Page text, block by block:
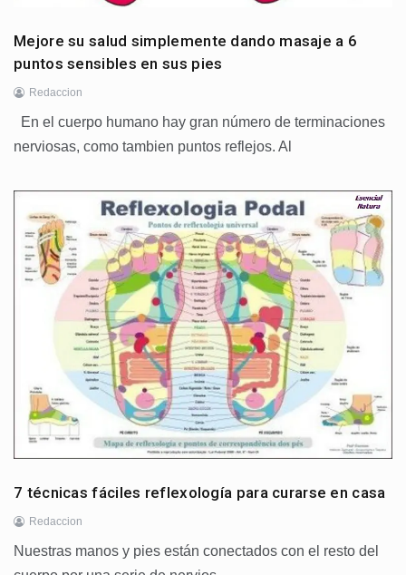
Mejore su salud simplemente dando masaje a 6
puntos sensibles en sus pies
Redaccion
En el cuerpo humano hay gran número de terminaciones
nerviosas, como tambien puntos reflejos. Al
7 técnicas fáciles reflexología para curarse en casa
Redaccion
Nuestras manos y pies están conectados con el resto del